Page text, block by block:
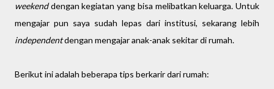
weekenddengan kegiatan yang bisa melibatkan keluarga. Untuk
mengajar pun saya sudah lepas dari institusi, sekarang lebih
independentdengan mengajar anak-anak sekitar di rumah.
Berikut ini adalah beberapa tips berkarir dari rumah: